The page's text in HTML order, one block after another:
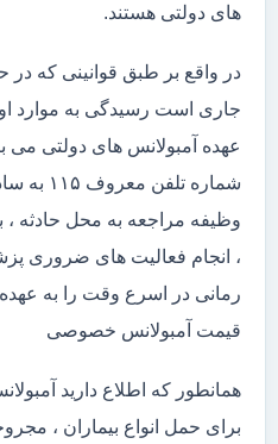
های دولتی هستند.
در واقع بر طبق قوانینی که
جاری است رسیدگی به موارد
عهده آمبولانس های دولتی می
شماره
وظیفه مراجعه به محل حادثه
، انجام فعالیت های ضروری
رمانی در اسرع وقت را به عهده
قیمت آمبولانس خصوصی
همانطور که اطلاع دارید
برای حمل انواع بیماران ،